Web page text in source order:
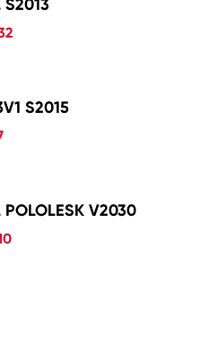
S2013
S2015
POLOLESK V2030